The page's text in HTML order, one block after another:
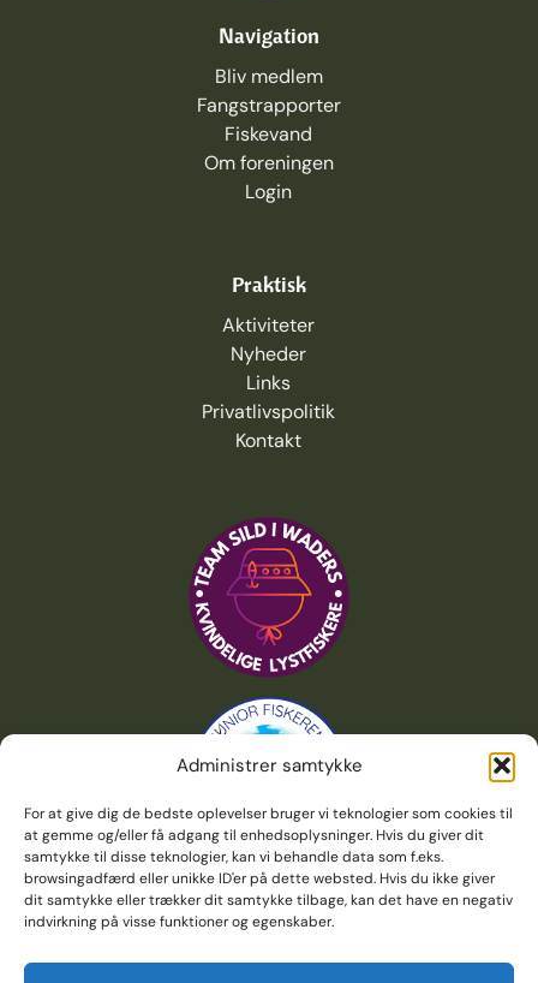
Administrer samtykke
For at give dig de bedste oplevelser bruger vi teknologier som cookies til
at gemme og/eller få adgang til enhedsoplysninger. Hvis du giver dit
samtykke til disse teknologier, kan vi behandle data som f.eks.
browsingadfærd eller unikke ID'er på dette websted. Hvis du ikke giver
dit samtykke eller trækker dit samtykke tilbage, kan det have en negativ
indvirkning på visse funktioner og egenskaber.
Navigation
Bliv medlem
Fangstrapporter
Fiskevand
Om foreningen
Login
Praktisk
Aktiviteter
Nyheder
Links
Privatlivspolitik
Kontakt